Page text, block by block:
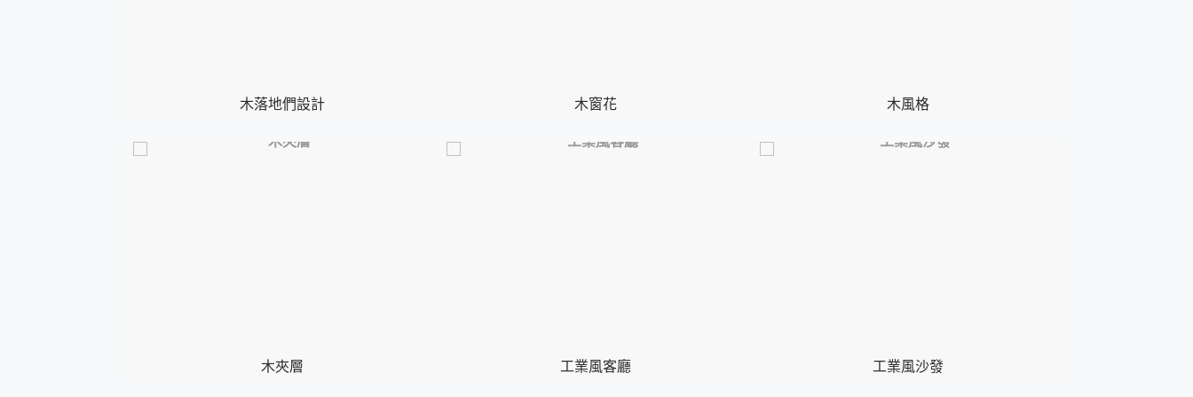
木落地們設計 木窗花 木風格
木夾層 工業風客廳 工業風沙發